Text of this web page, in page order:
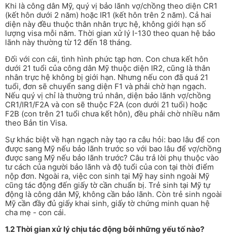
Khi là công dân Mỹ, quý vị bảo lãnh vợ/chồng theo diện CR1
(kết hôn dưới 2 năm) hoặc IR1 (kết hôn trên 2 năm). Cả hai
diện này đều thuộc thân nhân trực hệ, không giới hạn số
lượng visa mỗi năm. Thời gian xử lý I-130 theo quan hệ bảo
lãnh này thường từ 12 đến 18 tháng.
Đối với con cái, tình hình phức tạp hơn. Con chưa kết hôn
dưới 21 tuổi của công dân Mỹ thuộc diện IR2, cũng là thân
nhân trực hệ không bị giới hạn. Nhưng nếu con đã quá 21
tuổi, đơn sẽ chuyển sang diện F1 và phải chờ hạn ngạch.
Nếu quý vị chỉ là thường trú nhân, diện bảo lãnh vợ/chồng
CR1/IR1/F2A và con sẽ thuộc F2A (con dưới 21 tuổi) hoặc
F2B (con trên 21 tuổi chưa kết hôn), đều phải chờ nhiều năm
theo Bản tin Visa.
Sự khác biệt về hạn ngạch này tạo ra câu hỏi: bao lâu để con
được sang Mỹ nếu bảo lãnh trước so với bao lâu để vợ/chồng
được sang Mỹ nếu bảo lãnh trước? Câu trả lời phụ thuộc vào
tư cách của người bảo lãnh và độ tuổi của con tại thời điểm
nộp đơn. Ngoài ra, việc con sinh tại Mỹ hay sinh ngoài Mỹ
cũng tác động đến giấy tờ cần chuẩn bị. Trẻ sinh tại Mỹ tự
động là công dân Mỹ, không cần bảo lãnh. Còn trẻ sinh ngoài
Mỹ cần đầy đủ giấy khai sinh, giấy tờ chứng minh quan hệ
cha mẹ - con cái.
1.2 Thời gian xử lý chịu tác động bởi những yếu tố nào?